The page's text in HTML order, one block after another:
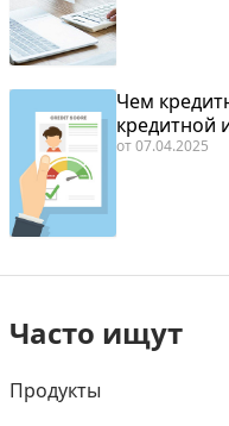
Чем
кредитной
от07.04.2025
Часто ищут
Продукты